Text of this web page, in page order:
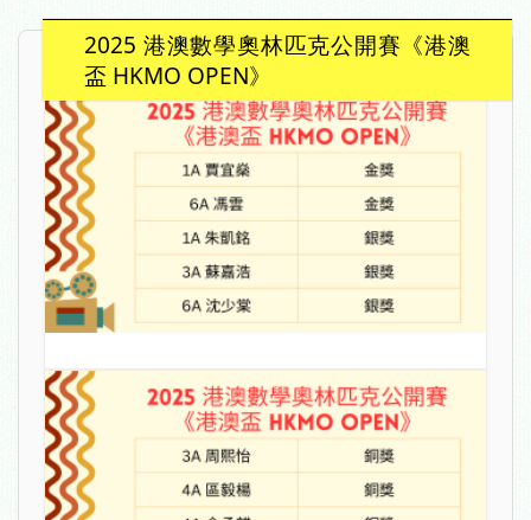
2025 港澳數學奧林匹克公開賽《港澳
盃 HKMO OPEN》